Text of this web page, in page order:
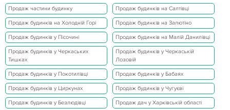
Продаж частини будинку Продаж будинків на Салтівці
Продаж будинків на Холодній Горі Продаж будинків на Залютіно
Продаж будинків у Пісочині Продаж будинків на Малій Данилівці
Продаж будинків у Черкаських
Тишках
Продаж будинків у Черкаській
Лозовій
Продаж будинків у Покотилівці Продаж будинків у Бабаях
Продаж будинків у Циркунах Продаж будинків у Чугуєві
Продаж будинків у Безлюдівці Продаж дач у Харківській області